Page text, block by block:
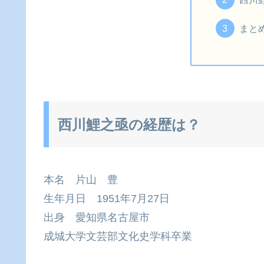
まと
西川鯉之亟の経歴は？
本名 片山 豊
生年月日 1951年7月27日
出身 愛知県名古屋市
成城大学文芸部文化史学科卒業